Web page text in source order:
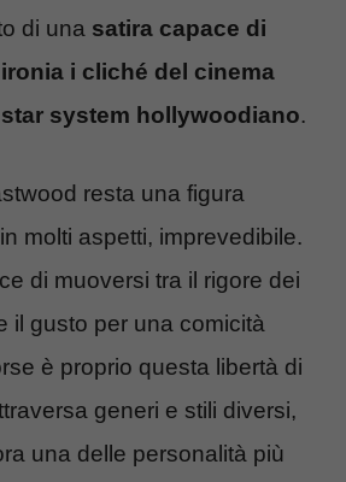
di una satira capace di
i cliché del cinema
system hollywoodiano.
resta una figura
molti aspetti, imprevedibile.
di muoversi tra il rigore dei
il gusto per una comicità
è proprio questa libertà di
generi e stili diversi,
una delle personalità più